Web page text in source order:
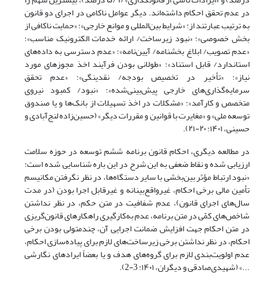
در عدم تحقق احکام داشته‌اند. دیگر عوامل ناکامی در اجرای دو قانون
به ترتیب عبارتند از: «شرایط بین‌المللی و موانع خارجی»؛ «حمایت ناکافی از
بخش خصوصی»؛ «نبود زیرساخت/ ‌ارائه خدمات الکترونیک مناسب»؛
«عدم تصویب/ ابلاغ بخشنامه/ آیین‌نامه»؛ «عدم دسترسی به داده‌های
استاندارد/ قابل استناد»؛ «طولانی بودن فرآیند اخذ مجوزهای مورد
نیاز»؛ «تأخیر در تخصیص بودجه/ نقدینگی»؛ «عدم تحقق
سرمایه‌گذاری‌های خارجی پیش‌بینی‌شده»؛ «نبود/ کمبود نیروی
متخصص و کارآمد»؛ «مشکلات در اخذ تسهیلات از بانک‌ها و یا صندوق
توسعه ملی»‌ و «مغایرت با قوانین و مقررات دیگر» (حسین‌زاده لنج‌آبادی و
حسینی، ۱۴۰۱: ۲۰-۲۱).
در مطالعه دیگری، احکام قانون برنامه ششم توسعه در حوزه سلامت
ارزیابی شده و نقاط ضعفی به این شرح در این باره شناسایی شده است:
«نبود ارتباط مؤثر بین‌بخشی با سایر دستگاه‌ها، در نظر نگرفتن مکانیسم
تأمین مالی برخی احکام، غیرواقع‌بینانه و غیرقابل اجرا بودن (در مدت
سال‌های اجرای قانون)، عدم شفافیت در متن حکم، در نظر نداشتن
شاخص‌های کمّی در متن برنامه، عدم به‌کارگیری راهکارهای قانون‌گریزی
در متن احکام جهت افزایش ضمانت اجرایی آن، چندمتولی بودن برخی
احکام، در نظر نداشتن برخی زیرساخت‌های لازم برای پیاده‌سازی احکام،
عدم اولویت‌بندی لازم برای گروه‌های هدف و یا بعضاً ایرادهای نگارشی
...» (شهیدی‌صادقی و دیگران، ۱۴۰۱: 3-2).